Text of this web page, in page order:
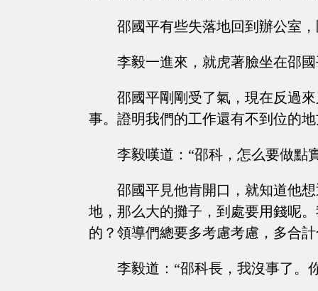
邵國平有些失落地回到辦公室
李毅一進來，就虎著臉坐在邵
邵國平剛剛受了氣，現在反過
事。證明我們的工作還有不到位的
李毅嘆道：“邵科，怎么要做點
邵國平見他肯開口，就知道他
地，那么大的攤子，到處要用錢呢
的？領導們總要多考慮考慮，多合
李毅道：“邵科長，我沒事了。